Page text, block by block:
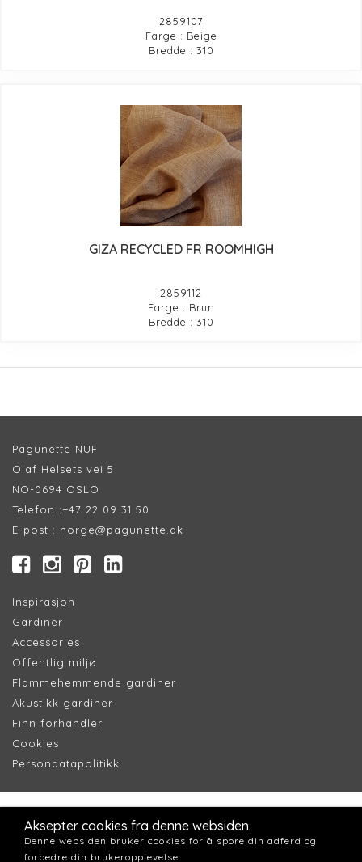
2859107
Farge : Beige
Bredde : 310
GIZA RECYCLED FR ROOMHIGH
2859112
Farge : Brun
Bredde : 310
Pagunette NUF
Olaf Helsets vei 5
NO-0694 OSLO
Telefon :+47 22 09 31 50
E-post : norge@pagunette.dk
Inspirasjon
Gardiner
Accessories
Offentlig miljø
Flammehemmende gardiner
Akustikk gardiner
Finn forhandler
Cookies
Persondatapolitikk
Aksepter cookies fra denne websiden.
Denne websiden bruker cookies for å spore din adferd og
forbedre din brukeropplevelse.